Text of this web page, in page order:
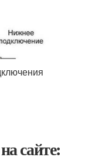
сайте: